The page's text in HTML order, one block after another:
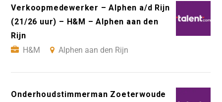
Verkoopmedewerker – Alphen a/d Rijn
(21/26 uur) – H&M – Alphen aan den
Rijn
H&M
Alphen aan den Rijn
Onderhoudstimmerman Zoeterwoude